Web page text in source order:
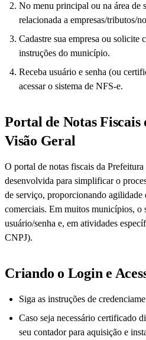
No menu principal ou na área de
relacionada a empresas/tributos/
Cadastre sua empresa ou solicite
instruções do município.
Receba usuário e senha (ou
acessar o sistema de NFS-e.
Portal de Notas
Visão Geral
O portal de notas fiscais da Prefeitura
desenvolvida para simplificar o
de serviço, proporcionando agilidade
comerciais. Em muitos municípios, o
usuário/senha e, em atividades
CNPJ).
Criando o Login e
Siga as instruções de
Caso seja necessário certificado
seu contador para aquisição e